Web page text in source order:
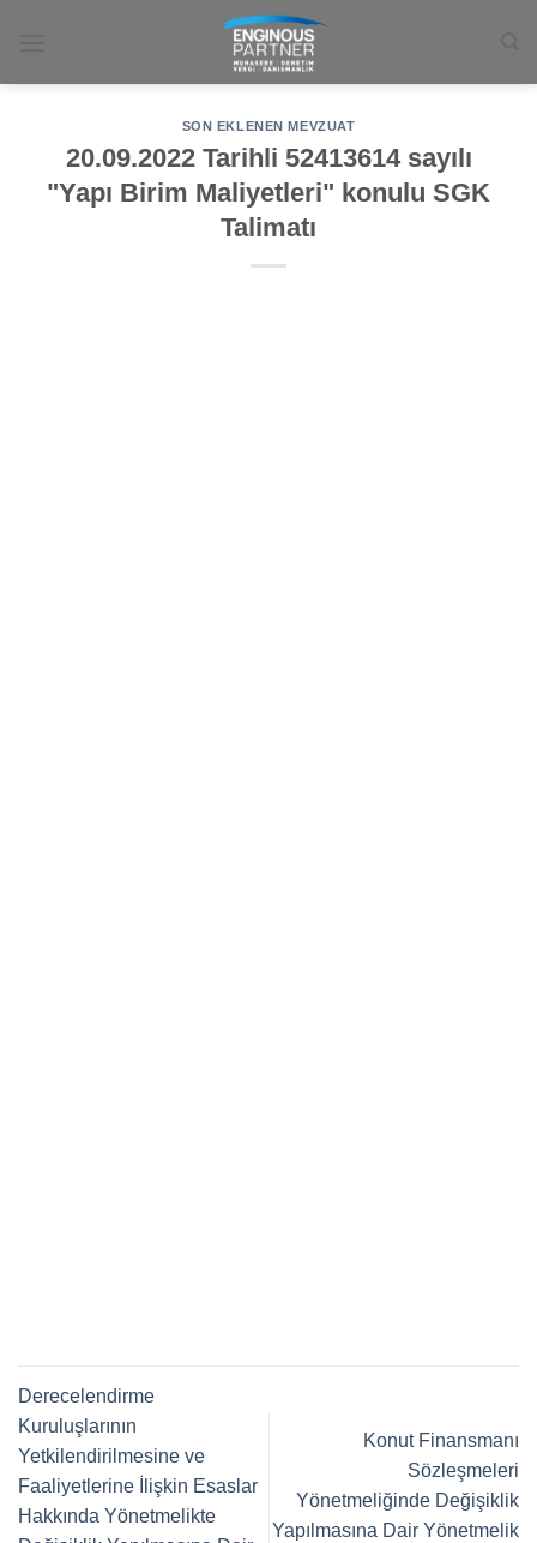
SON EKLENEN MEVZUAT
20.09.2022 Tarihli 52413614 sayılı
"Yapı Birim Maliyetleri" konulu SGK
Talimatı
Derecelendirme
Kuruluşlarının
Yetkilendirilmesine ve
Faaliyetlerine İlişkin Esaslar
Hakkında Yönetmelikte
Konut Finansmanı
Sözleşmeleri
Yönetmeliğinde Değişiklik
Yapılmasına Dair Yönetmelik